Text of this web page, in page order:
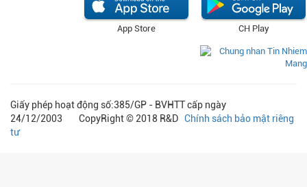
CH Play
App Store
Giấy phép hoạt động số:385/GP - BVHTT cấp ngày
24/12/2003 CopyRight © 2018 R&D Chính sách bảo mật riêng
tư